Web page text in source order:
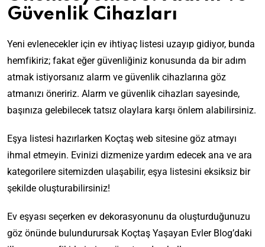
Güvenlik Cihazları
Yeni evlenecekler için ev ihtiyaç listesi uzayıp gidiyor, bunda
hemfikiriz; fakat eğer güvenliğiniz konusunda da bir adım
atmak istiyorsanız alarm ve güvenlik cihazlarına göz
atmanızı öneririz. Alarm ve güvenlik cihazları sayesinde,
başınıza gelebilecek tatsız olaylara karşı önlem alabilirsiniz.
Eşya listesi hazırlarken Koçtaş web sitesine göz atmayı
ihmal etmeyin. Evinizi dizmenize yardım edecek ana ve ara
kategorilere sitemizden ulaşabilir, eşya listesini eksiksiz bir
şekilde oluşturabilirsiniz!
Ev eşyası seçerken ev dekorasyonunu da oluşturduğunuzu
göz önünde bulundurursak Koçtaş Yaşayan Evler Blog’daki